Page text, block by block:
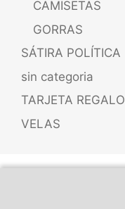
CAMISETAS
GORRAS
SÁTIRA POLÍTICA
sin categoria
TARJETA REGALO
VELAS